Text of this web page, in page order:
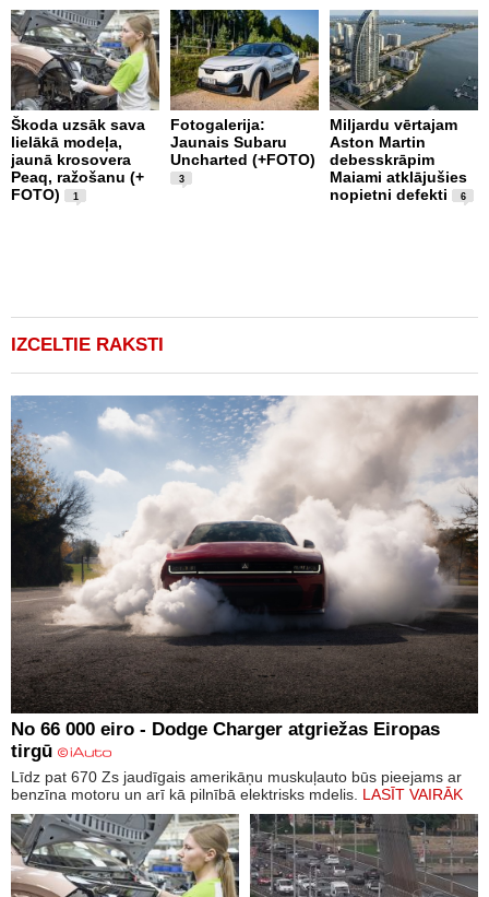
Škoda uzsāk sava
lielākā modeļa,
jaunā krosovera
Peaq, ražošanu (+
FOTO)
1
Fotogalerija:
Jaunais Subaru
Uncharted (+FOTO)
3
Miljardu vērtajam
Aston Martin
debesskrāpim
Maiami atklājušies
nopietni defekti
6
IZCELTIE RAKSTI
No 66 000 eiro - Dodge Charger atgriežas Eiropas
tirgū
Līdz pat 670 Zs jaudīgais amerikāņu muskuļauto būs pieejams ar
benzīna motoru un arī kā pilnībā elektrisks mdelis. LASĪT VAIRĀK